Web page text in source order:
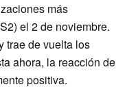
más
el 2 de noviembre.
trae de vuelta los
ahora, la reacción de
positiva.